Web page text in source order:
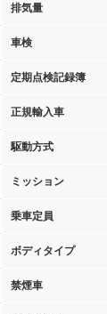
排気量
車検
定期点検記録簿
正規輸入車
駆動方式
ミッション
乗車定員
ボディタイプ
禁煙車